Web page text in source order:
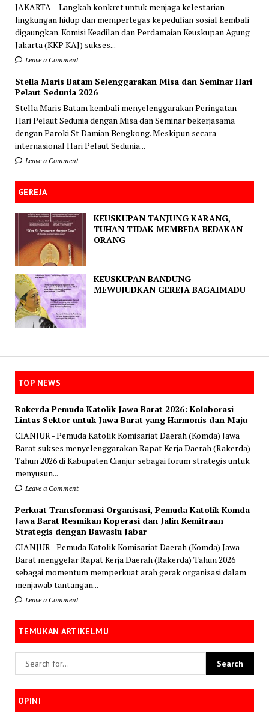
JAKARTA – Langkah konkret untuk menjaga kelestarian
lingkungan hidup dan mempertegas kepedulian sosial kembali
digaungkan. Komisi Keadilan dan Perdamaian Keuskupan Agung
Jakarta (KKP KAJ) sukses...
Leave a Comment
Stella Maris Batam Selenggarakan Misa dan Seminar Hari
Pelaut Sedunia 2026
Stella Maris Batam kembali menyelenggarakan Peringatan
Hari Pelaut Sedunia dengan Misa dan Seminar bekerjasama
dengan Paroki St Damian Bengkong. Meskipun secara
internasional Hari Pelaut Sedunia...
Leave a Comment
GEREJA
KEUSKUPAN TANJUNG KARANG,
TUHAN TIDAK MEMBEDA-BEDAKAN
ORANG
KEUSKUPAN BANDUNG
MEWUJUDKAN GEREJA BAGAIMADU
TOP NEWS
Rakerda Pemuda Katolik Jawa Barat 2026: Kolaborasi
Lintas Sektor untuk Jawa Barat yang Harmonis dan Maju
CIANJUR - Pemuda Katolik Komisariat Daerah (Komda) Jawa
Barat sukses menyelenggarakan Rapat Kerja Daerah (Rakerda)
Tahun 2026 di Kabupaten Cianjur sebagai forum strategis untuk
menyusun...
Leave a Comment
Perkuat Transformasi Organisasi, Pemuda Katolik Komda
Jawa Barat Resmikan Koperasi dan Jalin Kemitraan
Strategis dengan Bawaslu Jabar
CIANJUR - Pemuda Katolik Komisariat Daerah (Komda) Jawa
Barat menggelar Rapat Kerja Daerah (Rakerda) Tahun 2026
sebagai momentum memperkuat arah gerak organisasi dalam
menjawab tantangan...
Leave a Comment
TEMUKAN ARTIKELMU
OPINI